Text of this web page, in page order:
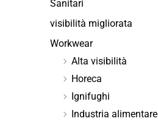
Sanitari
visibilità migliorata
Workwear
Alta visibilità
Horeca
Ignifughi
Industria alimentare